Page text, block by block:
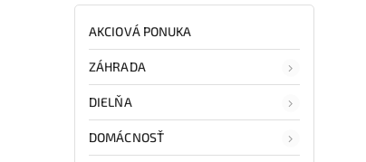
AKCIOVÁ PONUKA
ZÁHRADA
DIELŇA
DOMÁCNOSŤ